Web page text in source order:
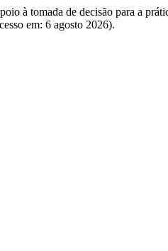
à tomada de decisão para a
em: 6 agosto 2026).